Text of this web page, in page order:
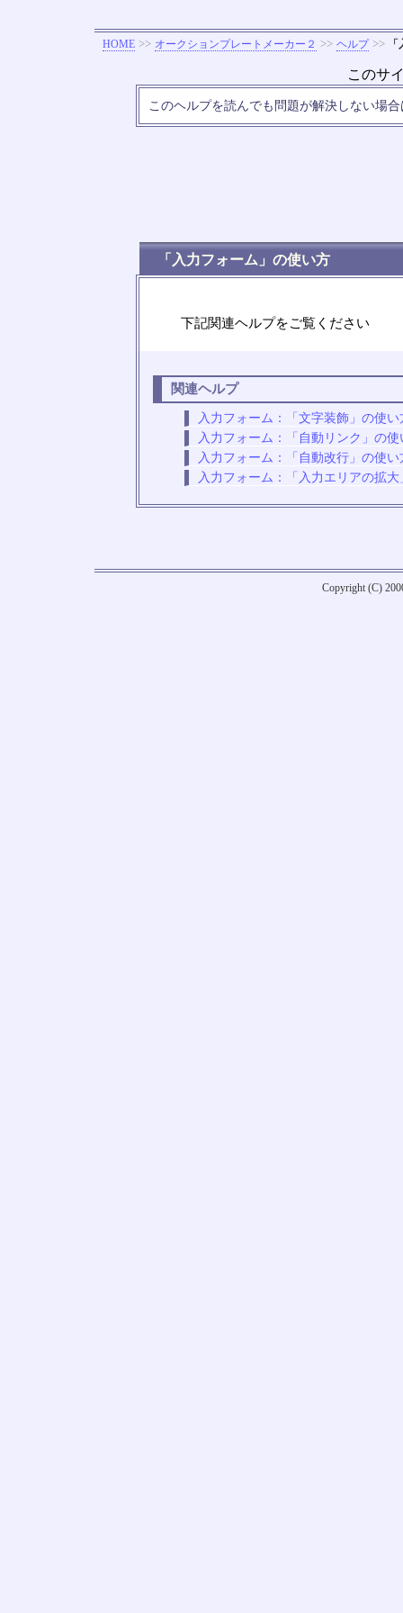
HOME >> オークションプレートメーカー２ >> ヘルプ >>
このサ
このヘルプを読んでも問題が解決しない場
「入力フォーム」の使い方
下記関連ヘルプをご覧ください
関連ヘルプ
入力フォーム：「文字装飾」の使い
入力フォーム：「自動リンク」の使
入力フォーム：「自動改行」の使い
入力フォーム：「入力エリアの拡
Copyright (C)